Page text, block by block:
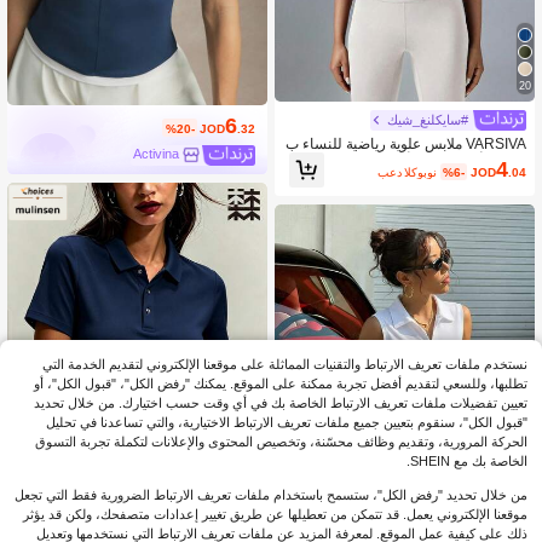
20
#سايكلنغ_شيك
VARSIVA ملابس علوية رياضية للنساء ب
سحاب أمامي ولون أحادي
JOD4.04
%6- بعد الكوبون
5
JOD6 .32
%20-
Activina
4
نستخدم ملفات تعريف الارتباط والتقنيات المماثلة على موقعنا الإلكتروني لتقديم الخدمة التي
تطلبها، وللسعي لتقديم أفضل تجربة ممكنة على الموقع. يمكنك "رفض الكل"، "قبول الكل"، أو
تعيين تفضيلات ملفات تعريف الارتباط الخاصة بك في أي وقت حسب اختيارك. من خلال تحديد
"قبول الكل"، سنقوم بتعيين جميع ملفات تعريف الارتباط الاختيارية، والتي تساعدنا في تحليل
الحركة المرورية، وتقديم وظائف محسّنة، وتخصيص المحتوى والإعلانات لتكملة تجربة التسوق
الخاصة بك مع SHEIN.
من خلال تحديد "رفض الكل"، ستسمح باستخدام ملفات تعريف الارتباط الضرورية فقط التي تجعل
موقعنا الإلكتروني يعمل. قد تتمكن من تعطيلها عن طريق تغيير إعدادات متصفحك، ولكن قد يؤثر
ذلك على كيفية عمل الموقع. لمعرفة المزيد عن ملفات تعريف الارتباط التي نستخدمها وتعديل